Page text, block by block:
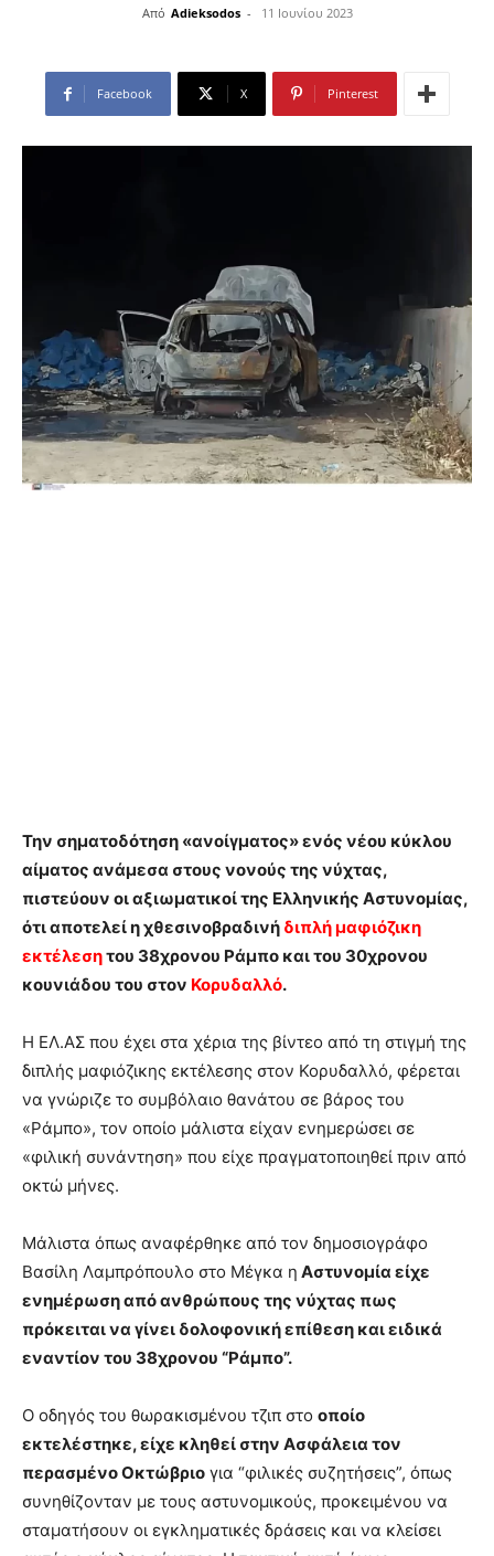
Από Adieksodos - 11 Ιουνίου 2023
Facebook X Pinterest
Την σηματοδότηση «ανοίγματος» ενός νέου κύκλου
αίματος ανάμεσα στους νονούς της νύχτας,
πιστεύουν οι αξιωματικοί της Ελληνικής Αστυνομίας,
ότι αποτελεί η χθεσινοβραδινή διπλή μαφιόζικη
εκτέλεσητου 38χρονου Ράμπο και του 30χρονου
κουνιάδου του στον Κορυδαλλό.
Η ΕΛ.ΑΣ που έχει στα χέρια της βίντεο από τη στιγμή της
διπλής μαφιόζικης εκτέλεσης στον Κορυδαλλό, φέρεται
να γνώριζε το συμβόλαιο θανάτου σε βάρος του
«Ράμπο», τον οποίο μάλιστα είχαν ενημερώσει σε
«φιλική συνάντηση» που είχε πραγματοποιηθεί πριν από
οκτώ μήνες.
Μάλιστα όπως αναφέρθηκε από τον δημοσιογράφο
Βασίλη Λαμπρόπουλο στο Μέγκα η Αστυνομία είχε
ενημέρωση από ανθρώπους της νύχτας πως
πρόκειται να γίνει δολοφονική επίθεση και ειδικά
εναντίον του 38χρονου “Ράμπο”.
Ο οδηγός του θωρακισμένου τζιπ στο οποίο
εκτελέστηκε, είχε κληθεί στην Ασφάλεια τον
περασμένο Οκτώβριο για “φιλικές συζητήσεις”, όπως
συνηθίζονταν με τους αστυνομικούς, προκειμένου να
σταματήσουν οι εγκληματικές δράσεις και να κλείσει